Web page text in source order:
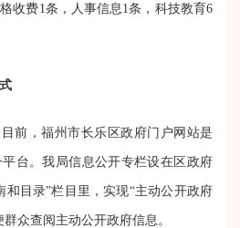
收费1条，人事信息1条，科技教育6
目前，福州市长乐区政府门户网站是
台。我局信息公开专栏设在区政府
和目录”栏目里，实现“主动公开政府
众查阅主动公开政府信息。